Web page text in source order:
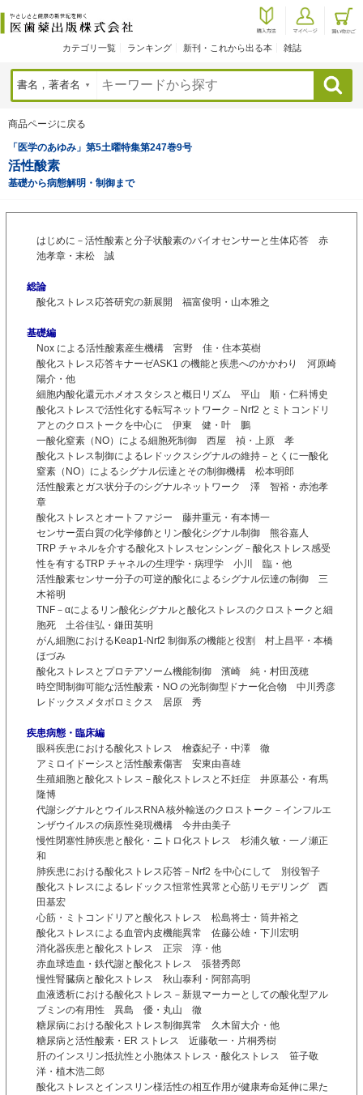
カテゴリ一覧 ランキング 新刊・これから出る本 雑誌
検索
商品ページに戻る
「医学のあゆみ」第5土曜特集第247巻9号
活性酸素
基礎から病態解明・制御まで
はじめに－活性酸素と分子状酸素のバイオセンサーと生体応答 赤
池孝章・末松 誠
総論
酸化ストレス応答研究の新展開 福富俊明・山本雅之
基礎編
Nox による活性酸素産生機構 宮野 佳・住本英樹
酸化ストレス応答キナーゼASK1 の機能と疾患へのかかわり 河原崎
陽介・他
細胞内酸化還元ホメオスタシスと概日リズム 平山 順・仁科博史
酸化ストレスで活性化する転写ネットワーク－Nrf2 とミトコンドリ
アとのクロストークを中心に 伊東 健・叶 鵬
一酸化窒素（NO）による細胞死制御 西屋 禎・上原 孝
酸化ストレス制御によるレドックスシグナルの維持－とくに一酸化
窒素（NO）によるシグナル伝達とその制御機構 松本明郎
活性酸素とガス状分子のシグナルネットワーク 澤 智裕・赤池孝
章
酸化ストレスとオートファジー 藤井重元・有本博一
センサー蛋白質の化学修飾とリン酸化シグナル制御 熊谷嘉人
TRP チャネルを介する酸化ストレスセンシング－酸化ストレス感受
性を有するTRP チャネルの生理学・病理学 小川 臨・他
活性酸素センサー分子の可逆的酸化によるシグナル伝達の制御 三
木裕明
TNF－αによるリン酸化シグナルと酸化ストレスのクロストークと細
胞死 土谷佳弘・鎌田英明
がん細胞におけるKeap1-Nrf2 制御系の機能と役割 村上昌平・本橋
ほづみ
酸化ストレスとプロテアソーム機能制御 濱崎 純・村田茂穂
時空間制御可能な活性酸素・NO の光制御型ドナー化合物 中川秀彦
レドックスメタボロミクス 居原 秀
疾患病態・臨床編
眼科疾患における酸化ストレス 檜森紀子・中澤 徹
アミロイドーシスと活性酸素傷害 安東由喜雄
生殖細胞と酸化ストレス－酸化ストレスと不妊症 井原基公・有馬
隆博
代謝シグナルとウイルスRNA 核外輸送のクロストーク－インフルエ
ンザウイルスの病原性発現機構 今井由美子
慢性閉塞性肺疾患と酸化・ニトロ化ストレス 杉浦久敏・一ノ瀬正
和
肺疾患における酸化ストレス応答－Nrf2 を中心にして 別役智子
酸化ストレスによるレドックス恒常性異常と心筋リモデリング 西
田基宏
心筋・ミトコンドリアと酸化ストレス 松島将士・筒井裕之
酸化ストレスによる血管内皮機能異常 佐藤公雄・下川宏明
消化器疾患と酸化ストレス 正宗 淳・他
赤血球造血・鉄代謝と酸化ストレス 張替秀郎
慢性腎臓病と酸化ストレス 秋山泰利・阿部高明
血液透析における酸化ストレス－新規マーカーとしての酸化型アル
ブミンの有用性 異島 優・丸山 徹
糖尿病における酸化ストレス制御異常 久木留大介・他
糖尿病と活性酸素・ER ストレス 近藤敬一・片桐秀樹
肝のインスリン抵抗性と小胞体ストレス・酸化ストレス 笹子敬
洋・植木浩二郎
酸化ストレスとインスリン様活性の相互作用が健康寿命延伸に果た